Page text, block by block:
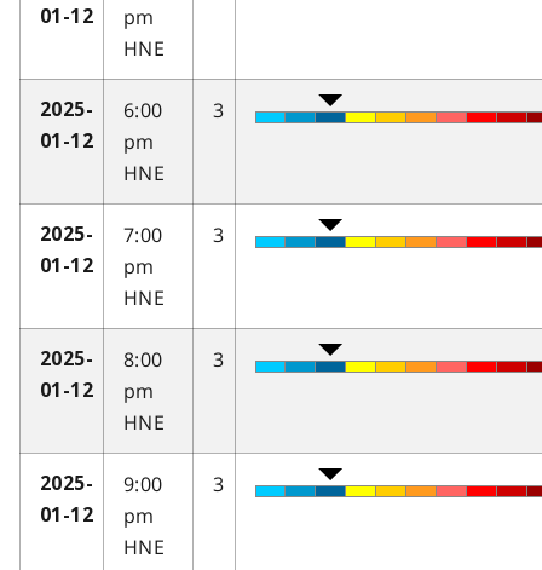
01-12
pm
HNE
2025-
01-12
6:00
pm
HNE
3
2025-
01-12
7:00
pm
HNE
3
2025-
01-12
8:00
pm
HNE
3
2025-
01-12
9:00
pm
HNE
3